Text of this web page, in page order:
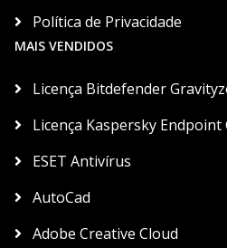
Política de Privacidade
MAIS VENDIDOS
Licença Bitdefender
Licença Kaspersky Endpoint
ESET Antivírus
AutoCad
Adobe Creative Cloud